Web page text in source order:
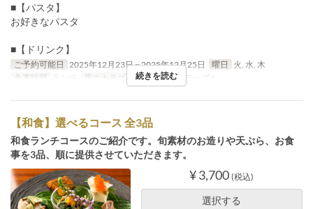
■【パスタ】
お好きなパスタ
■【ドリンク】
ご予約可能日 2025年12月23日 ~ 2025年12月25日 曜日
火, 水, 木
食事時間
ランチ 席のカテゴリ カウンター, テーブル
続きを読む
【和食】選べるコース 全3品
和食ランチコースのご紹介です。旬素材のお造りや天ぷら、お食
事を3品、順に提供させていただきます。
¥ 3,700 (税込)
選択する